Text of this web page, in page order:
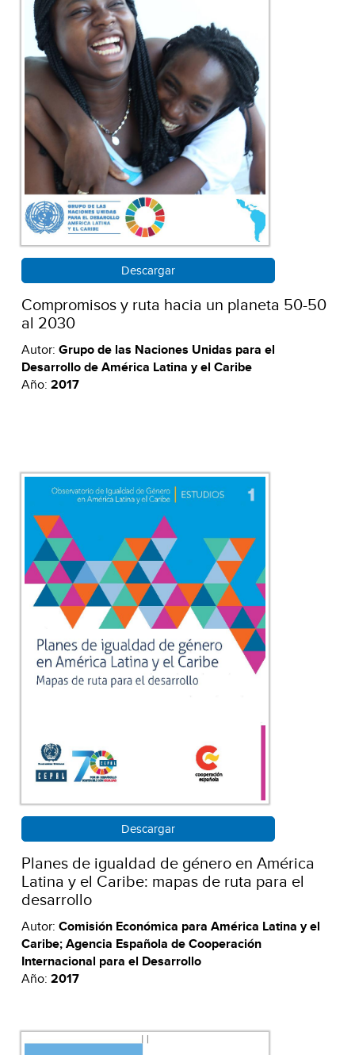
Descargar
Compromisos y ruta hacia un planeta 50-50
al 2030
Autor: Grupo de las Naciones Unidas para el
Desarrollo de América Latina y el Caribe
Año: 2017
Descargar
Planes de igualdad de género en América
Latina y el Caribe: mapas de ruta para el
desarrollo
Autor: Comisión Económica para América Latina y el
Caribe; Agencia Española de Cooperación
Internacional para el Desarrollo
Año: 2017